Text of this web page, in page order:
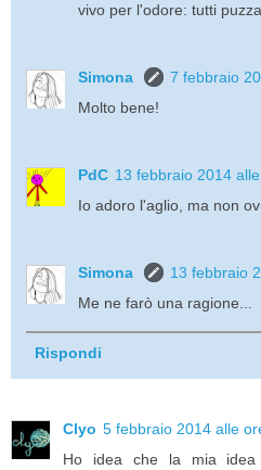
vivo per l'odore: tutti
Simona
7 febbraio
Molto bene!
PdC 13 febbraio 2014
Io adoro l'aglio, ma non
Simona
13 febbraio
Me ne farò una ragione...
Rispondi
Clyo 5 febbraio 2014 alle
Ho idea che la mia idea